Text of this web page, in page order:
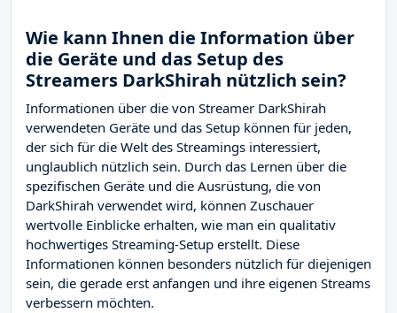
Wie kann Ihnen die Information über
die Geräte und das Setup des
Streamers DarkShirah nützlich sein?
Informationen über die von Streamer DarkShirah
verwendeten Geräte und das Setup können für jeden,
der sich für die Welt des Streamings interessiert,
unglaublich nützlich sein. Durch das Lernen über die
spezifischen Geräte und die Ausrüstung, die von
DarkShirah verwendet wird, können Zuschauer
wertvolle Einblicke erhalten, wie man ein qualitativ
hochwertiges Streaming-Setup erstellt. Diese
Informationen können besonders nützlich für diejenigen
sein, die gerade erst anfangen und ihre eigenen Streams
verbessern möchten.